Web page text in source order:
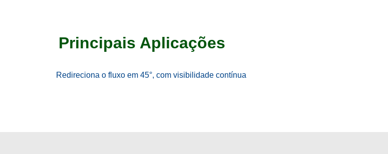
Principais Aplicações
Redireciona o fluxo em 45°, com visibilidade contínua